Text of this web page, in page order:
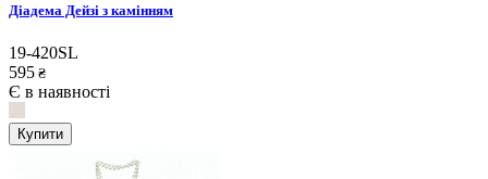
Діадема Дейзі з камінням
19-420SL
595 ₴
Є в наявності
Купити